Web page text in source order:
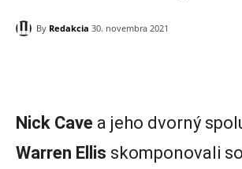
By Redakcia 30. novembra 2021
Nick Cave a jeho dvorný
Warren Ellis skomponovali